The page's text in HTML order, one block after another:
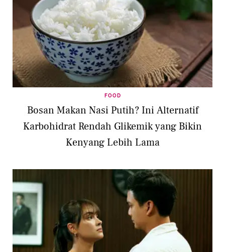
FOOD
Bosan Makan Nasi Putih? Ini Alternatif
Karbohidrat Rendah Glikemik yang Bikin
Kenyang Lebih Lama